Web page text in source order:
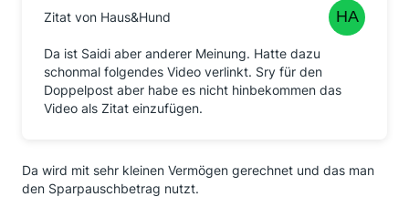
Zitat von Haus&Hund
Da ist Saidi aber anderer Meinung. Hatte dazu
schonmal folgendes Video verlinkt. Sry für den
Doppelpost aber habe es nicht hinbekommen das
Video als Zitat einzufügen.
Da wird mit sehr kleinen Vermögen gerechnet und das man
den Sparpauschbetrag nutzt.